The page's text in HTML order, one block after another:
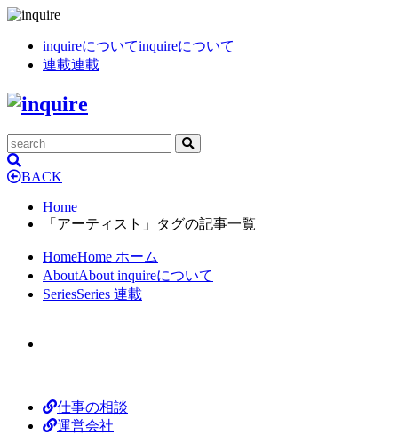
inquireについてinquireについて
連載連載
BACK
Home
「アーティスト」タグの記事一覧
HomeHome ホーム
AboutAbout inquireについて
SeriesSeries 連載
仕事の相談
運営会社